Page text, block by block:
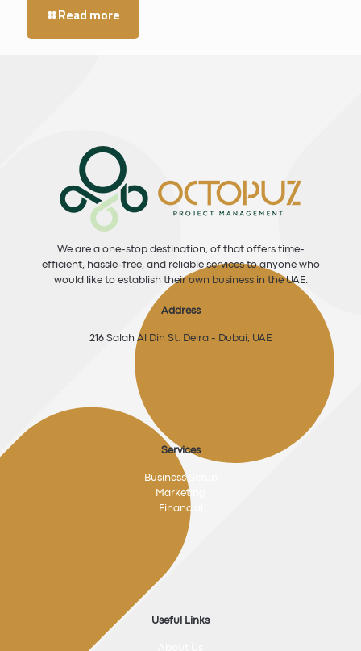
Read more
We are a one-stop destination, of that offers time-
efficient, hassle-free, and reliable services to anyone who
would like to establish their own business in the UAE.
Address
216 Salah Al Din St. Deira - Dubai, UAE
Services
Business Setup
Marketing
Financial
Useful Links